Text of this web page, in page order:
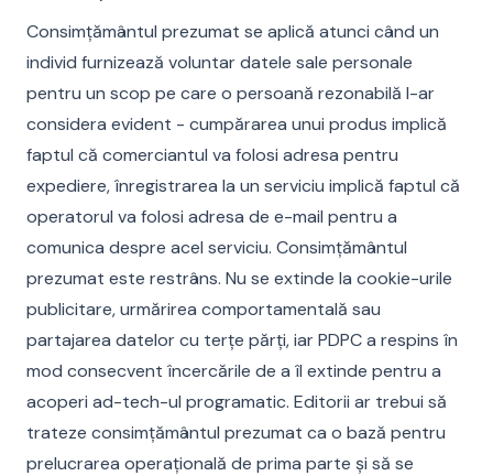
Consimțământul prezumat se aplică atunci când un
individ furnizează voluntar datele sale personale
pentru un scop pe care o persoană rezonabilă l-ar
considera evident - cumpărarea unui produs implică
faptul că comerciantul va folosi adresa pentru
expediere, înregistrarea la un serviciu implică faptul că
operatorul va folosi adresa de e-mail pentru a
comunica despre acel serviciu. Consimțământul
prezumat este restrâns. Nu se extinde la cookie-urile
publicitare, urmărirea comportamentală sau
partajarea datelor cu terțe părți, iar PDPC a respins în
mod consecvent încercările de a îl extinde pentru a
acoperi ad-tech-ul programatic. Editorii ar trebui să
trateze consimțământul prezumat ca o bază pentru
prelucrarea operațională de prima parte și să se